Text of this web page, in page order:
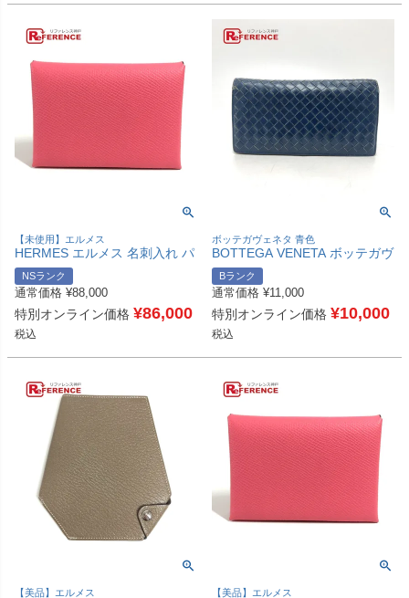
【未使用】エルメス
HERMES エルメス 名刺入れ パ
スケース カルヴィデュオ カル
ヴィ デュオ カードケース 小銭
入れ コインケース 2つ折り財布
エプソン ユニセックス ローズ
アザレ ピンク 未使用 【中古】
NSランク
通常価格 ¥88,000
特別オンライン価格 ¥86,000
税込
ボッテガヴェネタ 青色
BOTTEGA VENETA ボッテガヴ
ェネタ 156819 イントレチャー
ト 長財布 財布 ウォレット 2つ
折り財布 レザー メンズ ブルー
【中古】
Bランク
通常価格 ¥11,000
特別オンライン価格 ¥10,000
税込
【美品】エルメス 【美品】エルメス